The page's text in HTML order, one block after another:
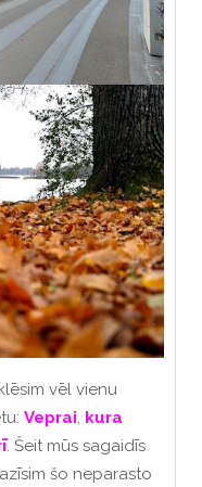
vēl vienu
Veprai, kura
. Šeit mūs sagaidīs
šo neparasto